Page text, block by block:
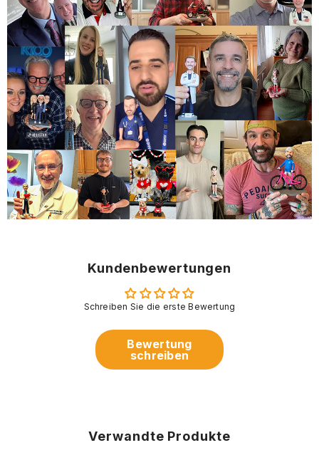
Kundenbewertungen
Schreiben Sie die erste Bewertung
Bewertung
schreiben
Verwandte Produkte